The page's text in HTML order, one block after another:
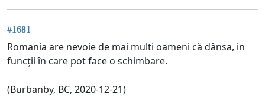
#1681
Romania are nevoie de mai multi oameni că dânsa, in
funcții în care pot face o schimbare.
(Burbanby, BC, 2020-12-21)